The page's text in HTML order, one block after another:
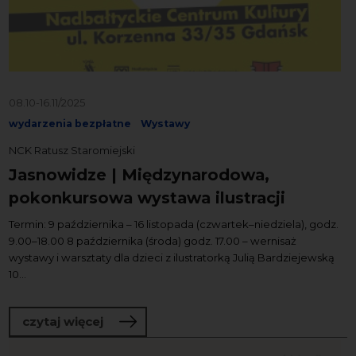
08.10-16.11/2025
wydarzenia bezpłatne Wystawy
NCK Ratusz Staromiejski
Jasnowidze | Międzynarodowa,
pokonkursowa wystawa ilustracji
Termin: 9 października – 16 listopada (czwartek–niedziela), godz.
9.00–18.00 8 października (środa) godz. 17.00 – wernisaż
wystawy i warsztaty dla dzieci z ilustratorką Julią Bardziejewską
10...
czytaj więcej o Jasnowidze | Międzynarodowa,